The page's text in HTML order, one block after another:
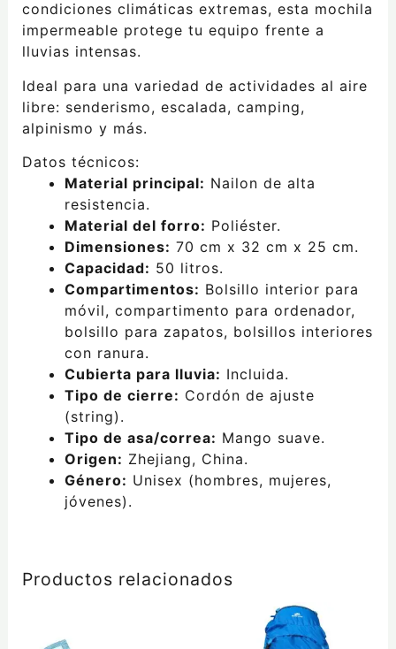
condiciones climáticas extremas, esta mochila
impermeable protege tu equipo frente a
lluvias intensas.
Ideal para una variedad de actividades al aire
libre: senderismo, escalada, camping,
alpinismo y más.
Datos técnicos:
Material principal: Nailon de alta
resistencia.
Material del forro: Poliéster.
Dimensiones: 70 cm x 32 cm x 25 cm.
Capacidad: 50 litros.
Compartimentos: Bolsillo interior para
móvil, compartimento para ordenador,
bolsillo para zapatos, bolsillos interiores
con ranura.
Cubierta para lluvia: Incluida.
Tipo de cierre: Cordón de ajuste
(string).
Tipo de asa/correa: Mango suave.
Origen: Zhejiang, China.
Género: Unisex (hombres, mujeres,
jóvenes).
Productos relacionados
producto